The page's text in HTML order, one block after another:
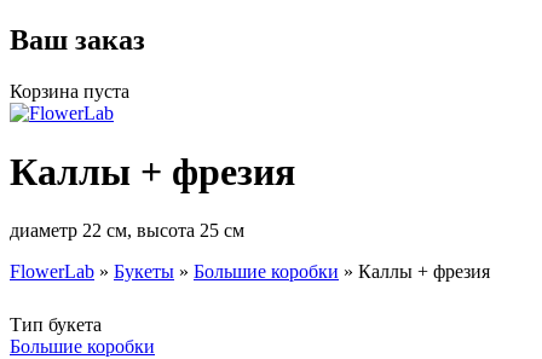
Ваш заказ
Корзина пуста
Каллы + фрезия
диаметр 22 см, высота 25 см
FlowerLab » Букеты » Большие коробки » Каллы + фрезия
Тип букета
Большие коробки